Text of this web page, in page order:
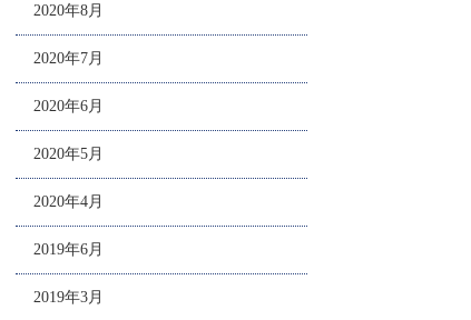
2020年8月
2020年7月
2020年6月
2020年5月
2020年4月
2019年6月
2019年3月